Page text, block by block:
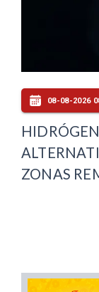
08-08-2026
ZONAS